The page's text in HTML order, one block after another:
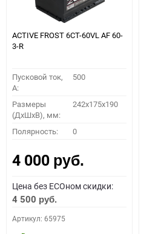
Как
0 - обратная 1 - прямая
ACTIVE FROST 6СТ-60VL АF 60-
3-R
Пусковой ток,
A:
500
Размеры
(ДхШхВ), мм:
242x175x190
Полярность: 0
4 000 руб.
Цена без ECOном скидки:
4 500 руб.
Артикул: 65975